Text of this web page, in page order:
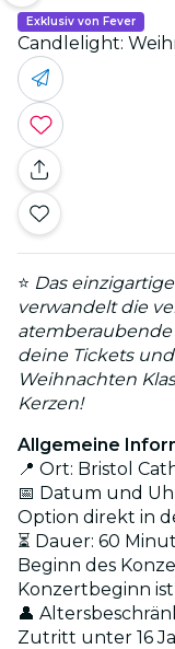
Exklusiv von Fever
Candlelight:
⭐ Das
verwandelt die
atemberaubende
deine Tickets
Weihnachten
Kerzen!
Allgemeine
📍 Ort: Bristol
📅 Datum und
Option direkt in
⏳ Dauer: 60
Beginn des
Konzertbeginn
👤
Zutritt unter 16